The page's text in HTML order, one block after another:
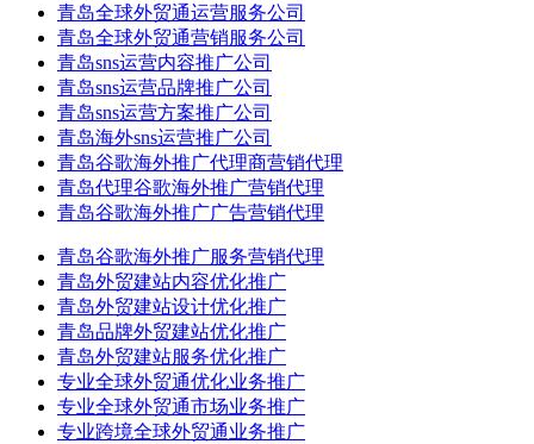
青岛全球外贸通运营服务公司
青岛全球外贸通营销服务公司
青岛sns运营内容推广公司
青岛sns运营品牌推广公司
青岛sns运营方案推广公司
青岛海外sns运营推广公司
青岛谷歌海外推广代理商营销代理
青岛代理谷歌海外推广营销代理
青岛谷歌海外推广广告营销代理
青岛谷歌海外推广服务营销代理
青岛外贸建站内容优化推广
青岛外贸建站设计优化推广
青岛品牌外贸建站优化推广
青岛外贸建站服务优化推广
专业全球外贸通优化业务推广
专业全球外贸通市场业务推广
专业跨境全球外贸通业务推广